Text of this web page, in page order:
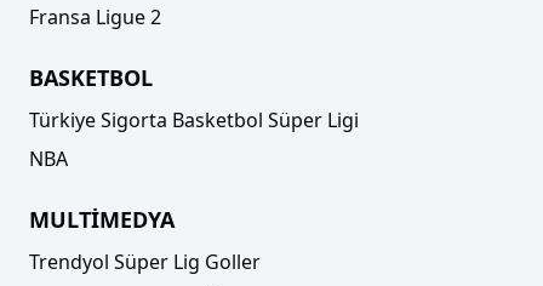
Fransa Ligue 2
BASKETBOL
Türkiye Sigorta Basketbol Süper Ligi
NBA
MULTİMEDYA
Trendyol Süper Lig Goller